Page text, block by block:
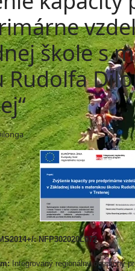
škole s
Rudolfa
:NFP302020L072
Integrovaný regionálny operačný